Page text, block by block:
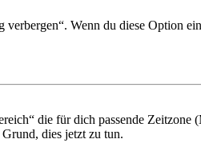
Wenn du diese Option
die für dich passende Zeitzone
dies jetzt zu tun.